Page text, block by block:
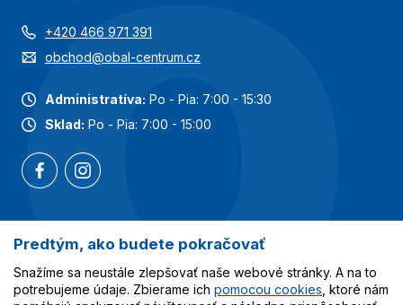
+420 466 971 391
obchod@obal-centrum.cz
Administratíva: Po - Pia: 7:00 - 15:30
Sklad: Po - Pia: 7:00 - 15:00
Najobľúbenejšie kategórie
Služby
Predtým, ako budete pokračovať
Snažíme sa neustále zlepšovať naše webové stránky. A na to
potrebujeme údaje. Zbierame ich pomocou cookies , ktoré nám